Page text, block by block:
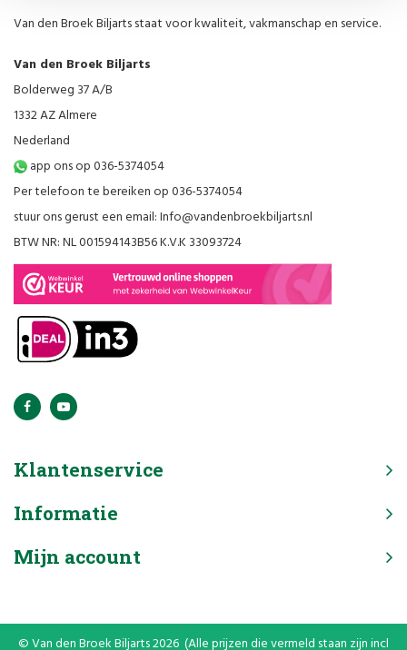
Van den Broek Biljarts staat voor kwaliteit, vakmanschap en service.
Van den Broek Biljarts
Bolderweg 37 A/B
1332 AZ Almere
Nederland
app ons op 036-5374054
Per telefoon te bereiken op 036-5374054
stuur ons gerust een email:Info@vandenbroekbiljarts.nl
BTW NR: NL 001594143B56 K.V.K 33093724
Klantenservice
Informatie
Mijn account
© Van den Broek Biljarts 2026 (Alle prijzen die vermeld staan zijn incl